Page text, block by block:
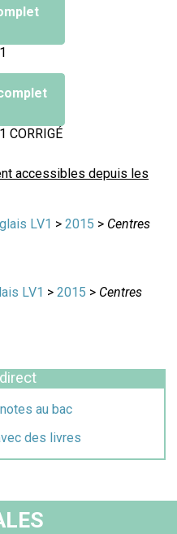
CORRIGÉ
accessibles depuis les
LV1 > 2015 > Centres
LV1 > 2015 > Centres
au bac
des livres